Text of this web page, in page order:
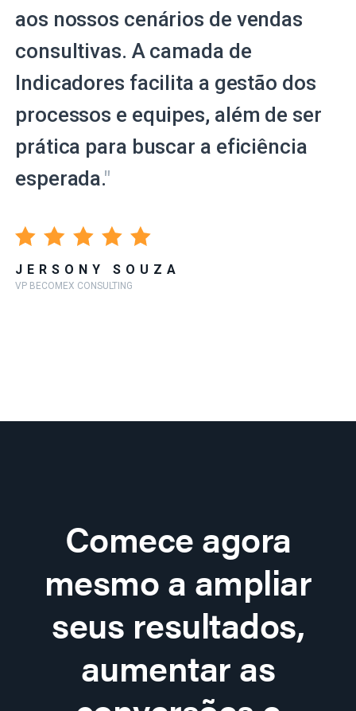
aos nossos cenários de vendas
consultivas. A camada de
Indicadores facilita a gestão dos
processos e equipes, além de ser
prática para buscar a eficiência
esperada."
JERSONY SOUZA
VP BECOMEX CONSULTING
Comece agora
mesmo a ampliar
seus resultados,
aumentar as